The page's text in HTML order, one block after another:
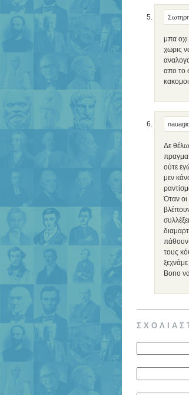
μπα
χωρις
απο το
Δε θέλω
ούτε
μεν
Όταν οι
πάθουν
τους
Bono